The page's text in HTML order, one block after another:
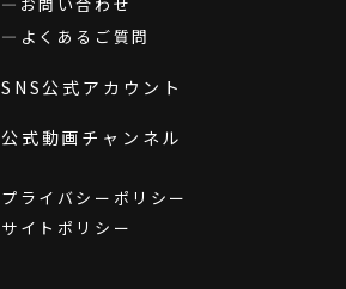
よくあるご質問
SNS公式アカウント
公式動画チャンネル
プライバシーポリシー
サイトポリシー